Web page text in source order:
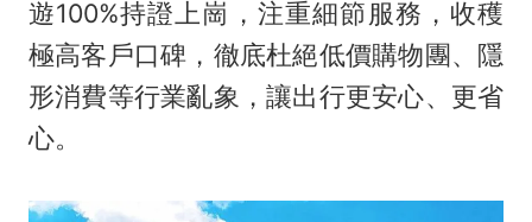
遊100%持證上崗，注重細節服務，收穫
極高客戶口碑，徹底杜絕低價購物團、隱
形消費等行業亂象，讓出行更安心、更省
心。